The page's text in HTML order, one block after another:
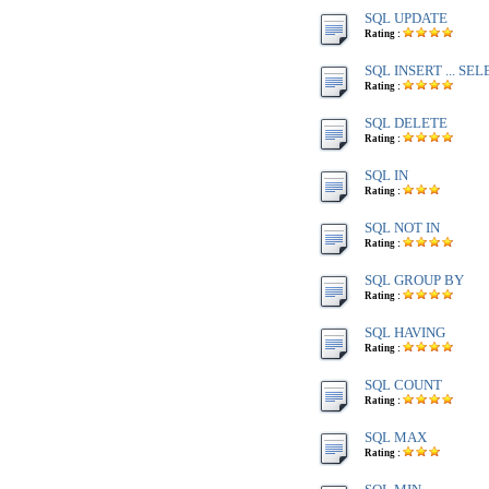
SQL UPDATE
Rating :
SQL INSERT ...
Rating :
SQL DELETE
Rating :
SQL IN
Rating :
SQL NOT IN
Rating :
SQL GROUP BY
Rating :
SQL HAVING
Rating :
SQL COUNT
Rating :
SQL MAX
Rating :